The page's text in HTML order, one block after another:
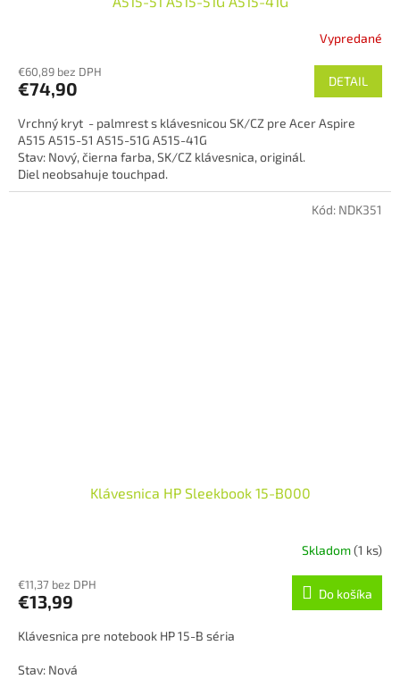
Vypredané
€60,89 bez DPH
€74,90 DETAIL
Vrchný kryt - palmrest s klávesnicou SK/CZ pre Acer Aspire
A515 A515-51 A515-51G A515-41G
Stav: Nový, čierna farba, SK/CZ klávesnica, originál.
Diel neobsahuje touchpad.
Klávesnica HP Sleekbook 15-B000
Skladom(1 ks)
€11,37 bez DPH
€13,99 Do košíka
Klávesnica pre notebook HP 15-B séria
Stav: Nová
Kód: NDK351